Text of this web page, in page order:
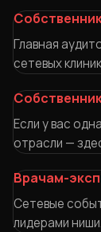
Главная
сетевых
Если у вас
отрасли —
Врачам-
Сетевые
лидерами ниши.